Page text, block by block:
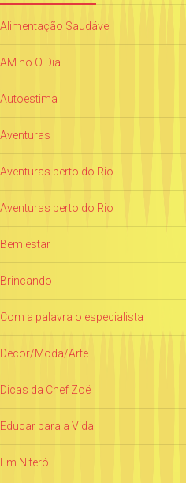
Alimentação Saudável
AM no O Dia
Autoestima
Aventuras
Aventuras perto do Rio
Aventuras perto do Rio
Bem estar
Brincando
Com a palavra o especialista
Decor/Moda/Arte
Dicas da Chef Zoë
Educar para a Vida
Em Niterói